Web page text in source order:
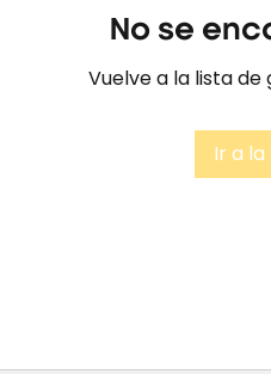
No se
Vuelve a la lista
Ir a